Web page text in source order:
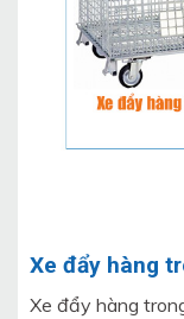
Xe đẩy hàng
Xe đẩy hàng